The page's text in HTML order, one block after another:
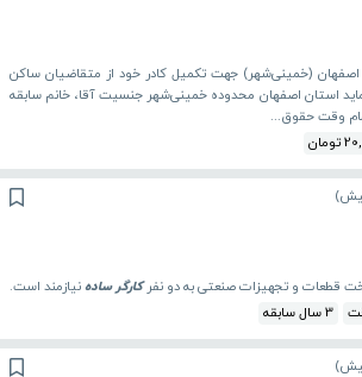
(خمینی‌شهر) جهت تکمیل کادر خود از متقاضیان ساکن
استان اصفهان محدوده خمینی‌شهر جنسیت آقا، خانم سابقه
وقت حقوق...
)
قطعات و تجهیزات صنعتی به دو نفرکارگر سادهنیازمند است.
3 سال سابقه
)